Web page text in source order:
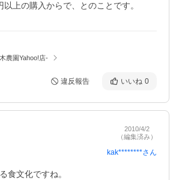
上の購入からで、とのことです。
農園Yahoo!店-
違反報告 いいね 0
2010/4/2
（編集済み）
kak********さん
食文化ですね。